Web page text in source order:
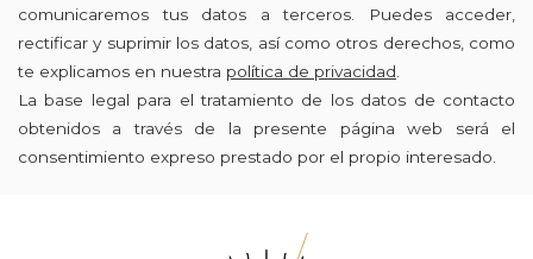
comunicaremos tus datos a terceros. Puedes acceder,
rectificar y suprimir los datos, así como otros derechos, como
te explicamos en nuestra política de privacidad
La base legal para el tratamiento de los datos de contacto
obtenidos a través de la presente página web será el
consentimiento expreso prestado por el propio interesado.